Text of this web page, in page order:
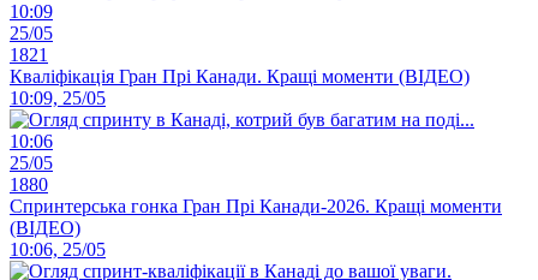
10:09
25/05
1821
Кваліфікація Гран Прі Канади. Кращі моменти (ВІДЕО)
10:09, 25/05
10:06
25/05
1880
Спринтерська гонка Гран Прі Канади-2026. Кращі моменти
(ВІДЕО)
10:06, 25/05